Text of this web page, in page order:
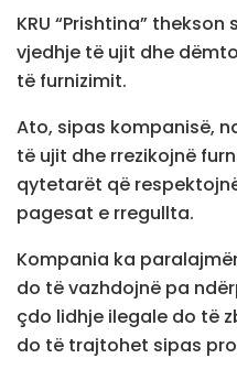
KRU “Prishtina”
vjedhje të ujit dhe
të furnizimit.
Ato, sipas kompanisë,
të ujit dhe rrezikojnë
qytetarët që
pagesat e rregullta.
Kompania ka
do të vazhdojnë pa
çdo lidhje ilegale do të
do të trajtohet sipas